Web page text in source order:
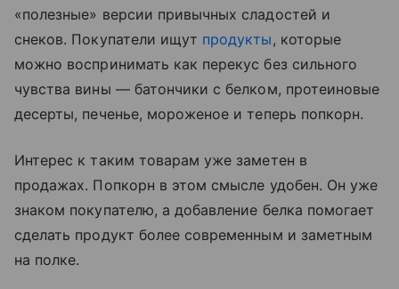
«полезные» версии привычных сладостей и
снеков. Покупатели ищут продукты, которые
можно воспринимать как перекус без сильного
чувства вины — батончики с белком, протеиновые
десерты, печенье, мороженое и теперь попкорн.
Интерес к таким товарам уже заметен в
продажах. Попкорн в этом смысле удобен. Он уже
знаком покупателю, а добавление белка помогает
сделать продукт более современным и заметным
на полке.